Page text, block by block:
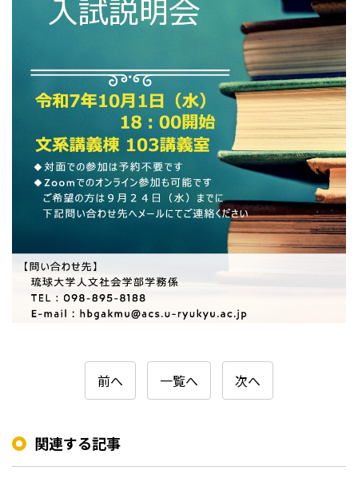
前へ 一覧へ 次へ
関連する記事